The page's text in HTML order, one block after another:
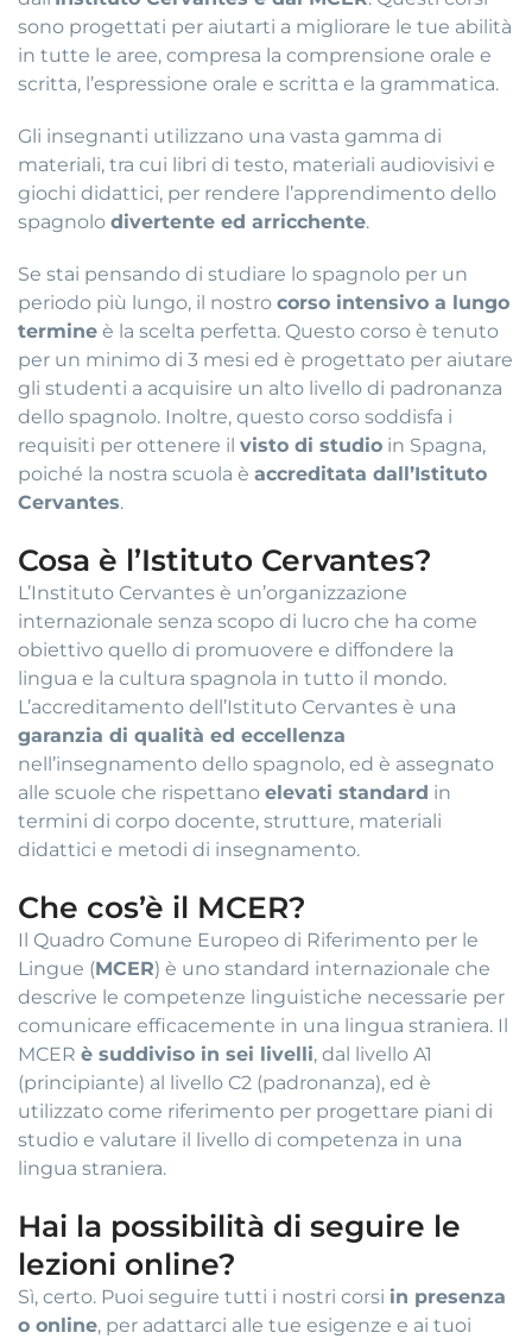
sono progettati per aiutarti a migliorare le tue abilità
in tutte le aree, compresa la comprensione orale e
scritta, l’espressione orale e scritta e la grammatica.
Gli insegnanti utilizzano una vasta gamma di
materiali, tra cui libri di testo, materiali audiovisivi e
giochi didattici, per rendere l’apprendimento dello
spagnolo divertente ed arricchente.
Se stai pensando di studiare lo spagnolo per un
periodo più lungo, il nostro corso intensivo a lungo
termine è la scelta perfetta. Questo corso è tenuto
per un minimo di 3 mesi ed è progettato per aiutare
gli studenti a acquisire un alto livello di padronanza
dello spagnolo. Inoltre, questo corso soddisfa i
requisiti per ottenere il visto di studio in Spagna,
poiché la nostra scuola è accreditata dall’Istituto
Cervantes.
Cosa è l’Istituto Cervantes?
L’Instituto Cervantes è un’organizzazione
internazionale senza scopo di lucro che ha come
obiettivo quello di promuovere e diffondere la
lingua e la cultura spagnola in tutto il mondo.
L’accreditamento dell’Istituto Cervantes è una
garanzia di qualità ed eccellenza
nell’insegnamento dello spagnolo, ed è assegnato
alle scuole che rispettano elevati standard in
termini di corpo docente, strutture, materiali
didattici e metodi di insegnamento.
Che cos’è il MCER?
Il Quadro Comune Europeo di Riferimento per le
Lingue (MCER) è uno standard internazionale che
descrive le competenze linguistiche necessarie per
comunicare efficacemente in una lingua straniera. Il
MCER è suddiviso in sei livelli, dal livello A1
(principiante) al livello C2 (padronanza), ed è
utilizzato come riferimento per progettare piani di
studio e valutare il livello di competenza in una
lingua straniera.
Hai la possibilità di seguire le
lezioni online?
Sì, certo. Puoi seguire tutti i nostri corsi in presenza
o online, per adattarci alle tue esigenze e ai tuoi